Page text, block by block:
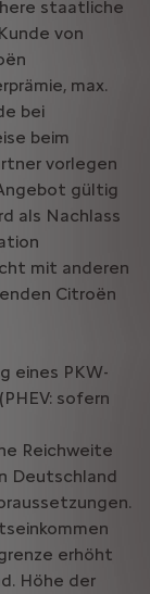
staatliche
von
max.
bei
beim
vorlegen
gültig
als Nachlass
mit anderen
Citroën
eines PKW-
sofern
Reichweite
Deutschland
erhöht
Höhe der